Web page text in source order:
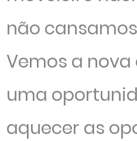
não
Vemos a
uma
aquecer as